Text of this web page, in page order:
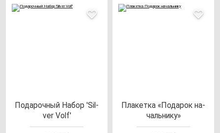
Пода­роч­ный Набор 'Sil­
ver Volf'
Пла­кет­ка «Пода­рок на­
чаль­ни­ку»